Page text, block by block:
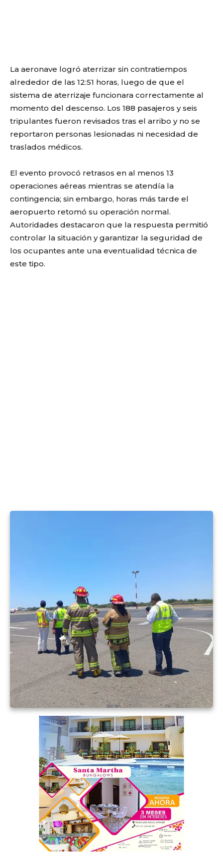
La aeronave logró aterrizar sin contratiempos
alrededor de las 12:51 horas, luego de que el
sistema de aterrizaje funcionara correctamente al
momento del descenso. Los 188 pasajeros y seis
tripulantes fueron revisados tras el arribo y no se
reportaron personas lesionadas ni necesidad de
traslados médicos.
El evento provocó retrasos en al menos 13
operaciones aéreas mientras se atendía la
contingencia; sin embargo, horas más tarde el
aeropuerto retomó su operación normal.
Autoridades destacaron que la respuesta permitió
controlar la situación y garantizar la seguridad de
los ocupantes ante una eventualidad técnica de
este tipo.